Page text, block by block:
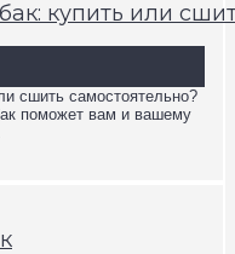
купить или
сшить самостоятельно?
поможет вам и вашему